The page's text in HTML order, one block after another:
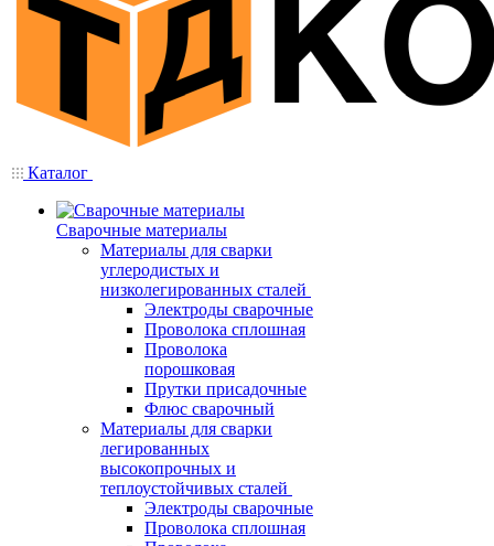
Каталог
Сварочные материалы
Материалы для сварки
углеродистых и
низколегированных сталей
Электроды сварочные
Проволока сплошная
Проволока
порошковая
Прутки присадочные
Флюс сварочный
Материалы для сварки
легированных
высокопрочных и
теплоустойчивых сталей
Электроды сварочные
Проволока сплошная